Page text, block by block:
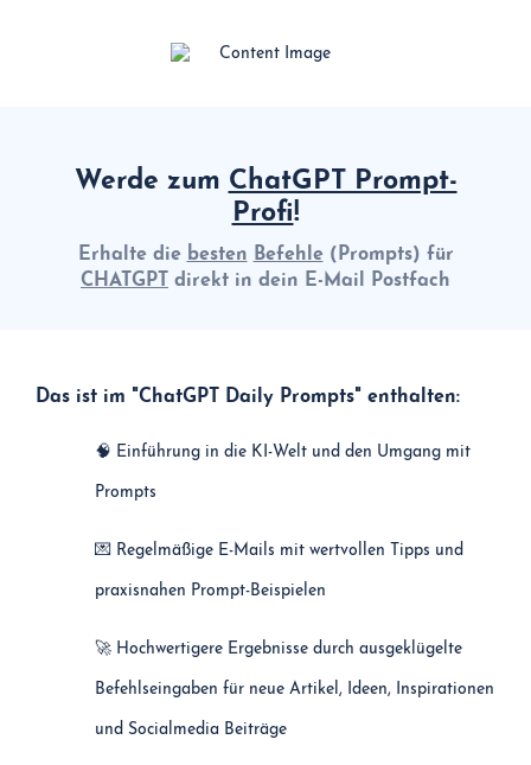
Werde zum ChatGPT Prompt-
Profi!
Erhalte die besten Befehle(Prompts) für
CHATGPT
direkt in dein E-Mail Postfach
Das ist im "ChatGPT Daily Prompts" enthalten:
🧠 Einführung in die KI-Welt und den Umgang mit
Prompts
💌 Regelmäßige E-Mails mit wertvollen Tipps und
praxisnahen Prompt-Beispielen
🚀 Hochwertigere Ergebnisse durch ausgeklügelte
Befehlseingaben für neue Artikel, Ideen, Inspirationen
und Socialmedia Beiträge